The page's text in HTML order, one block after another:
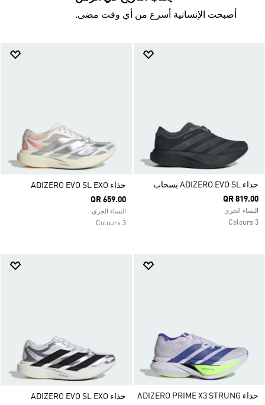
أصبحت الإنسانية أسرع من أي وقت مضى.
حذاء ADIZERO EVO SL بسحاب
QR 819.00
النساء الجري
3 Colours
حذاء ADIZERO EVO SL EXO
QR 659.00
النساء الجري
3 Colours
حذاء ADIZERO PRIME X3 STRUNG
حذاء ADIZERO EVO SL EXO